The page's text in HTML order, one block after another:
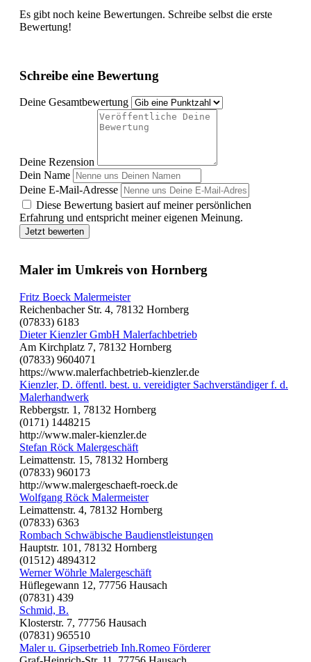
Es gibt noch keine Bewertungen. Schreibe selbst die erste
Bewertung!
Schreibe eine Bewertung
Deine Gesamtbewertung
Deine Rezension
Dein Name
Deine E-Mail-Adresse
Diese Bewertung basiert auf meiner persönlichen
Erfahrung und entspricht meiner eigenen Meinung.
Jetzt bewerten
Maler im Umkreis von Hornberg
Fritz Boeck Malermeister
Reichenbacher Str. 4, 78132 Hornberg
(07833) 6183
Dieter Kienzler GmbH Malerfachbetrieb
Am Kirchplatz 7, 78132 Hornberg
(07833) 9604071
https://www.malerfachbetrieb-kienzler.de
Kienzler, D. öffentl. best. u. vereidigter Sachverständiger f. d.
Malerhandwerk
Rebbergstr. 1, 78132 Hornberg
(0171) 1448215
http://www.maler-kienzler.de
Stefan Röck Malergeschäft
Leimattenstr. 15, 78132 Hornberg
(07833) 960173
http://www.malergeschaeft-roeck.de
Wolfgang Röck Malermeister
Leimattenstr. 4, 78132 Hornberg
(07833) 6363
Rombach Schwäbische Baudienstleistungen
Hauptstr. 101, 78132 Hornberg
(01512) 4894312
Werner Wöhrle Malergeschäft
Hüflegewann 12, 77756 Hausach
(07831) 439
Schmid, B.
Klosterstr. 7, 77756 Hausach
(07831) 965510
Maler u. Gipserbetrieb Inh.Romeo Förderer